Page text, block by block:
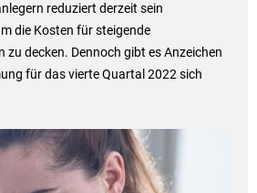
reduziert derzeit sein
die Kosten für steigende
zu decken. Dennoch gibt es Anzeichen
für das vierte Quartal 2022 sich